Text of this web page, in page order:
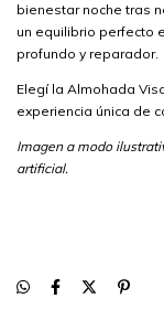
bienestar noche tras
un equilibrio perfecto
profundo y reparador.
Elegí la Almohada
experiencia única de
Imagen a modo
artificial.